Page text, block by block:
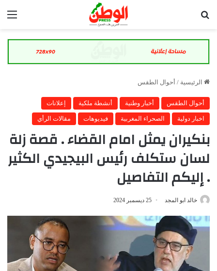
الرئيسية / أحوال الطقس
أحوال الطقس أخبار وطنية أنشطة ملكية إعلانات
اخبار دولية الصحراء المغربية فيديوهات مقالات الرأي
بنكيران يمثل امام القضاء . قصة زلة
لسان ستكلف رئيس البيجيدي الكثير
. إليكم التفاصيل
خالد ابو المجد 25 ديسمبر 2024